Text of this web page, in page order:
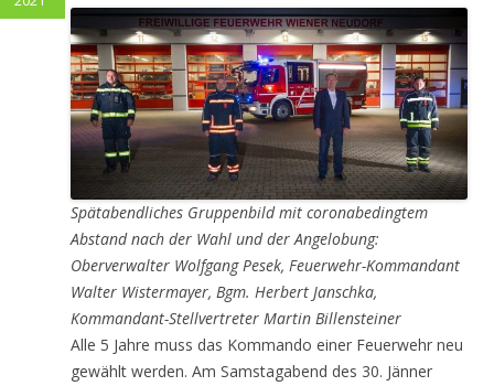
Spätabendliches Gruppenbild mit coronabedingtem
Abstand nach der Wahl und der Angelobung:
Oberverwalter Wolfgang Pesek, Feuerwehr-Kommandant
Walter Wistermayer, Bgm. Herbert Janschka,
Kommandant-Stellvertreter Martin Billensteiner
Alle 5 Jahre muss das Kommando einer Feuerwehr neu
gewählt werden. Am Samstagabend des 30. Jänner